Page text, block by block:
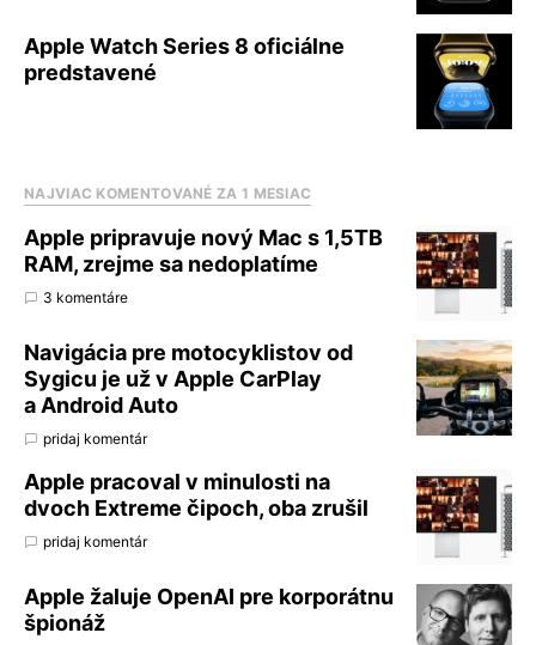
Apple Watch Series 8 oficiálne
predstavené
NAJVIAC KOMENTOVANÉ ZA 1 MESIAC
Apple pripravuje nový Mac s 1,5TB
RAM, zrejme sa nedoplatíme
3 komentáre
Navigácia pre motocyklistov od
Sygicu je už v Apple CarPlay
a Android Auto
pridaj komentár
Apple pracoval v minulosti na
dvoch Extreme čipoch, oba zrušil
pridaj komentár
Apple žaluje OpenAI pre korporátnu
špionáž